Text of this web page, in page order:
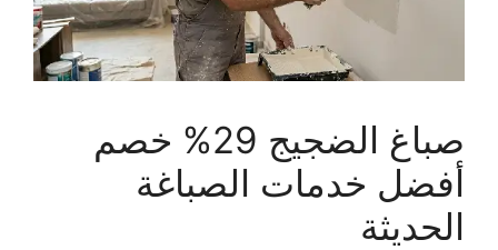
صباغ الضجيج 29% خصم
أفضل خدمات الصباغة
الحديثة